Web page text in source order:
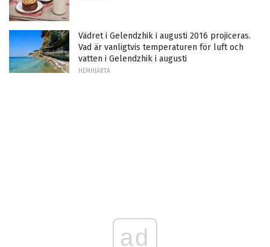
Vädret i Gelendzhik i augusti 2016 projiceras.
Vad är vanligtvis temperaturen för luft och
vatten i Gelendzhik i augusti
HEMHJÄRTA
ad